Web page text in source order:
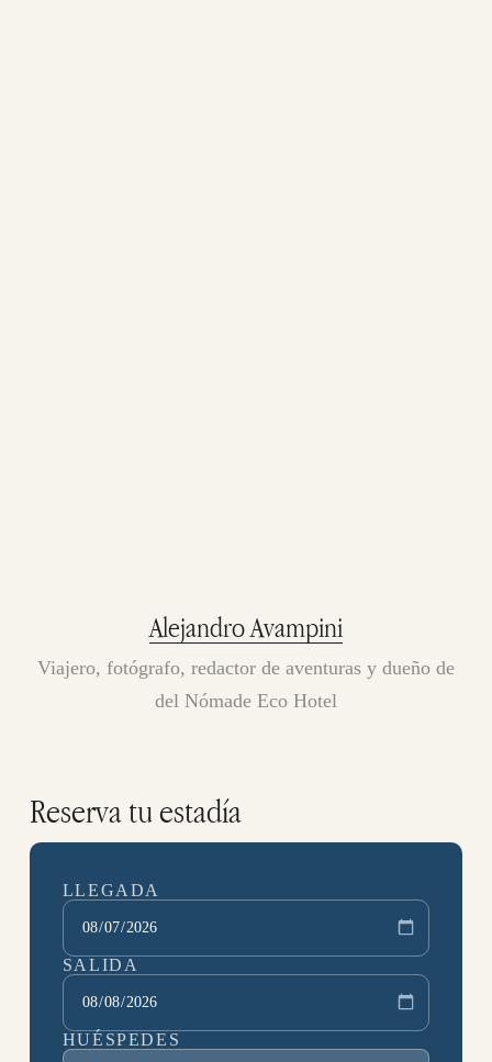
Alejandro Avampini
Viajero, fotógrafo, redactor de aventuras y dueño de
del Nómade Eco Hotel
Reserva tu estadía
LLEGADA
SALIDA
HUÉSPEDES